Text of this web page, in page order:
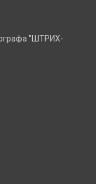
"ШТРИХ-